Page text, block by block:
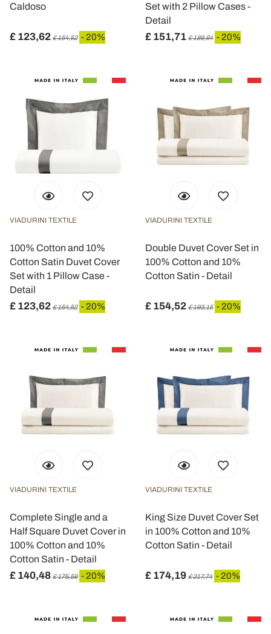
Caldoso
£ 123,62 £ 154,52 - 20%
Set with 2 Pillow Cases -
Detail
£ 151,71 £ 189,64 - 20%
VIADURINI TEXTILE
100% Cotton and 10%
Cotton Satin Duvet Cover
Set with 1 Pillow Case -
Detail
£ 123,62 £ 154,52 - 20%
VIADURINI TEXTILE
Double Duvet Cover Set in
100% Cotton and 10%
Cotton Satin - Detail
£ 154,52 £ 193,15 - 20%
VIADURINI TEXTILE
Complete Single and a
Half Square Duvet Cover in
100% Cotton and 10%
Cotton Satin - Detail
£ 140,48 £ 175,59 - 20%
VIADURINI TEXTILE
King Size Duvet Cover Set
in 100% Cotton and 10%
Cotton Satin - Detail
£ 174,19 £ 217,74 - 20%